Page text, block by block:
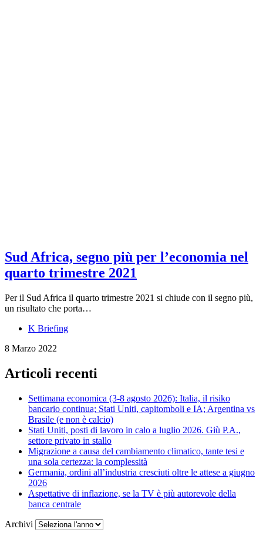
Sud Africa, segno più per l’economia nel
quarto trimestre 2021
Per il Sud Africa il quarto trimestre 2021 si chiude con il segno più,
un risultato che porta…
K Briefing
8 Marzo 2022
Articoli recenti
Settimana economica (3-8 agosto 2026): Italia, il risiko
bancario continua; Stati Uniti, capitomboli e IA; Argentina vs
Brasile (e non è calcio)
Stati Uniti, posti di lavoro in calo a luglio 2026. Giù P.A.,
settore privato in stallo
Migrazione a causa del cambiamento climatico, tante tesi e
una sola certezza: la complessità
Germania, ordini all’industria cresciuti oltre le attese a giugno
2026
Aspettative di inflazione, se la TV è più autorevole della
banca centrale
Archivi